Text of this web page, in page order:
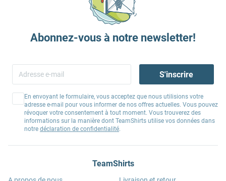
Abonnez-vous à notre newsletter!
S'inscrire
En envoyant le formulaire, vous acceptez que nous utilisions votre
adresse e-mail pour vous informer de nos offres actuelles. Vous pouvez
révoquer votre consentement à tout moment. Vous trouverez des
informations sur la manière dont TeamShirts utilise vos données dans
notre déclaration de confidentialité.
TeamShirts